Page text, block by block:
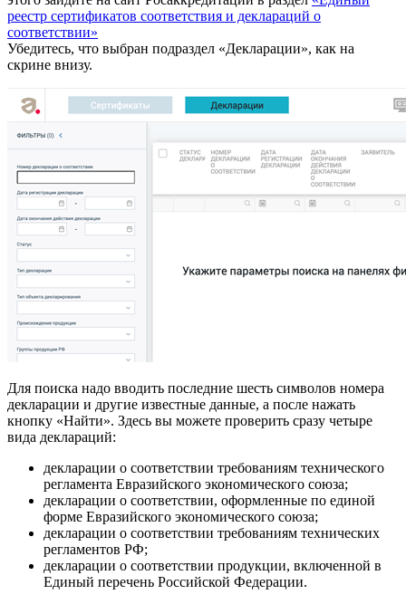
реестр сертификатов соответствия и деклараций о
соответствии»
Убедитесь, что выбран подраздел «Декларации», как на
скрине внизу.
Для поиска надо вводить последние шесть символов номера
декларации и другие известные данные, а после нажать
кнопку «Найти». Здесь вы можете проверить сразу четыре
вида деклараций:
декларации о соответствии требованиям технического
регламента Евразийского экономического союза;
декларации о соответствии, оформленные по единой
форме Евразийского экономического союза;
декларации о соответствии требованиям технических
регламентов РФ;
декларации о соответствии продукции, включенной в
Единый перечень Российской Федерации.